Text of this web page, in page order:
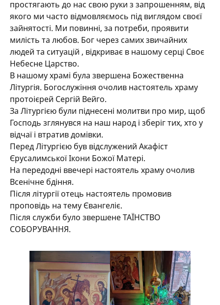
простягають до нас свою руки з запрошенням, від
якого ми часто відмовляємось під виглядом своєї
зайнятості. Ми повинні, за потреби, проявити
милість та любов. Бог через самих звичайних
людей та ситуацій , відкриває в нашому серці Своє
Небесне Царство.
В нашому храмі була звершена Божественна
Літургія. Богослужіння очолив настоятель храму
протоієрей Сергій Вейго.
За Літургією були піднесені молитви про мир, щоб
Господь зглянувся на наш народ і зберіг тих, хто у
відчаї і втратив домівки.
Перед Літургією був відслужений Акафіст
Єрусалимської Ікони Божої Матері.
На передодні ввечері настоятель храму очолив
Всенічне бдіння.
Після літургії отець настоятель промовив
проповідь на тему Євангеліє.
Після служби було звершене ТАЇНСТВО
СОБОРУВАННЯ.